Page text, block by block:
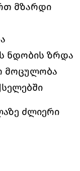
მზარდი
ნდობის ზრდა
მოცულობა
ძლიერი